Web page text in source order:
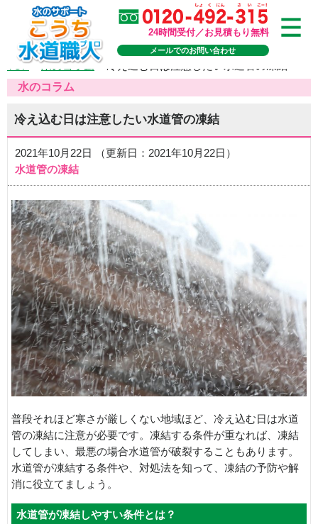
24時間受付／お見積もり無料
メールでのお問い合わせ
TOP>水のコラム >
水のコラム
冷え込む日は注意したい水道管の凍結
2021年10月22日 （更新日：2021年10月22日）
水道管の凍結
普段それほど寒さが厳しくない地域ほど、冷え込む日は水道
管の凍結に注意が必要です。凍結する条件が重なれば、凍結
してしまい、最悪の場合水道管が破裂することもあります。
水道管が凍結する条件や、対処法を知って、凍結の予防や解
消に役立てましょう。
水道管が凍結しやすい条件とは？